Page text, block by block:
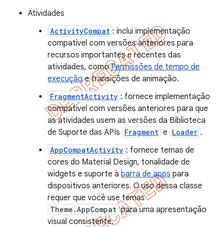
Atividades
ActivityCompat : inclui implementação
compatível com versões anteriores para
recursos importantes e recentes das
atividades, comoPermissões de tempo de
execuçãoe transições de animação.
FragmentActivity : fornece implementação
compatível com versões anteriores para que
as atividades usem as versões da Biblioteca
de Suporte das APIs Fragment e Loader .
AppCompatActivity : fornece temas de
cores do Material Design, tonalidade de
widgets e suporte à barra de apps para
dispositivos anteriores. O uso dessa classe
requer que você use temas
Theme.AppCompat para uma apresentação
visual consistente.